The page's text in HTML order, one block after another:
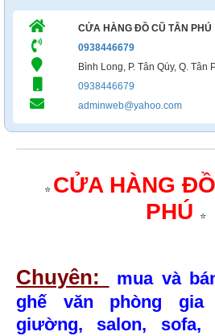
CỬA HÀNG ĐỒ CŨ TÂN PHÚ
0938446679
Bình Long, P. Tân Qúy, Q. Tân
0938446679
adminweb@yahoo.com
⭐ CỬA HÀNG
PHÚ
⭐
Chuyên:
mua và
ghế văn phòng
giường, salon, sofa,